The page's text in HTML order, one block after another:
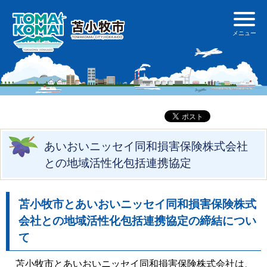
あいおいニッセイ同和損害保険株式会社
との地域活性化包括連携協定
苫小牧市とあいおいニッセイ同和損害保険株式
会社との地域活性化包括連携協定の締結につい
て
苫小牧市とあいおいニッセイ同和損害保険株式会社は、